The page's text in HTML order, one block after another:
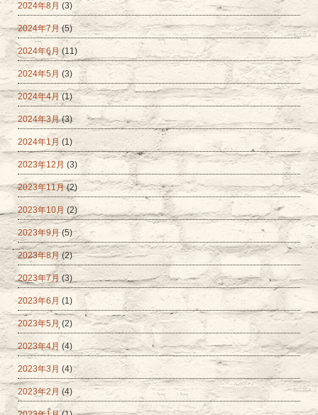
2024年8月 (3)
2024年7月(5)
2024年6月(11)
2024年5月 (3)
2024年4月 (1)
2024年3月(3)
2024年1月 (1)
2023年12月 (3)
2023年11月(2)
2023年10月 (2)
2023年9月(5)
2023年8月 (2)
2023年7月(3)
2023年6月 (1)
2023年5月 (2)
2023年4月 (4)
2023年3月 (4)
2023年2月 (4)